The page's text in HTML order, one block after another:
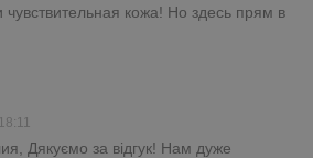
чувствительная кожа! Но здесь прям в
Дякуємо за відгук! Нам дуже